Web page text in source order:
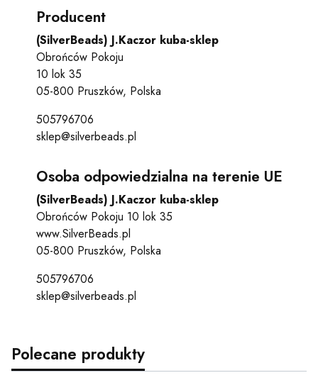
Producent
(SilverBeads) J.Kaczor kuba-sklep
Obrońców Pokoju
10 lok 35
05-800 Pruszków, Polska
505796706
sklep@silverbeads.pl
Osoba odpowiedzialna na terenie UE
(SilverBeads) J.Kaczor kuba-sklep
Obrońców Pokoju 10 lok 35
www.SilverBeads.pl
05-800 Pruszków, Polska
505796706
sklep@silverbeads.pl
Polecane produkty